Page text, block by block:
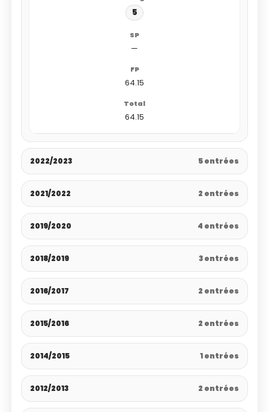
5
—
64.15
64.15
2022/2023 5 entrées
2021/2022 2 entrées
2019/2020 4 entrées
2018/2019 3 entrées
2016/2017 2 entrées
2015/2016 2 entrées
2014/2015 1 entrées
2012/2013 2 entrées